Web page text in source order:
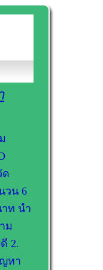
ด
วน 6
ท นำ
ม
2.
หา